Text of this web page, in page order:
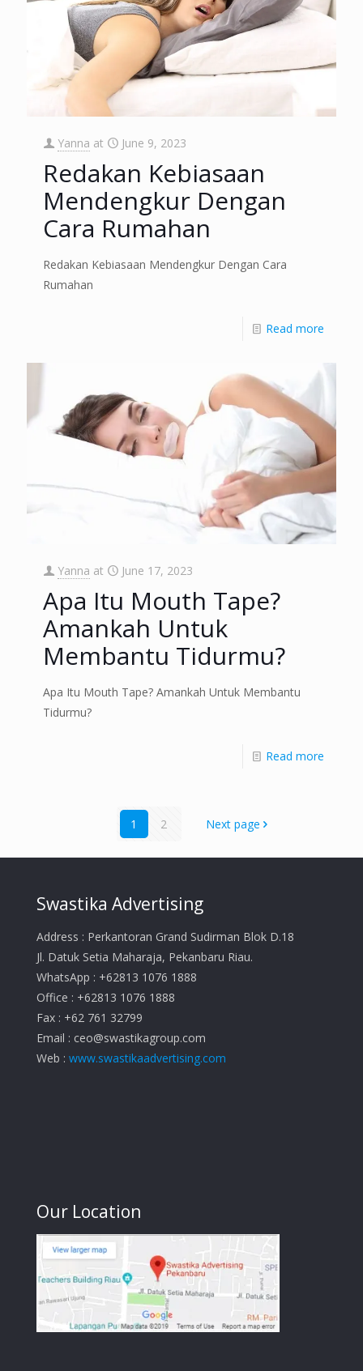
Yanna at June 9, 2023
Redakan Kebiasaan
Mendengkur Dengan
Cara Rumahan
Redakan Kebiasaan Mendengkur Dengan Cara
Rumahan
Read more
Yanna at June 17, 2023
Apa Itu Mouth Tape?
Amankah Untuk
Membantu Tidurmu?
Apa Itu Mouth Tape? Amankah Untuk Membantu
Tidurmu?
Read more
1 2 Next page
Swastika Advertising
Address : Perkantoran Grand Sudirman Blok D.18
Jl. Datuk Setia Maharaja, Pekanbaru Riau.
WhatsApp : +62813 1076 1888
Office : +62813 1076 1888
Fax : +62 761 32799
Email : ceo@swastikagroup.com
Web : www.swastikaadvertising.com
Our Location